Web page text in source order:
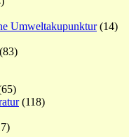
Umweltakupunktur(14)
(83)
(118)